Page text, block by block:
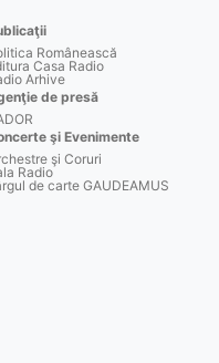
Românească
Casa Radio
Arhive
de presă
şi Evenimente
şi Coruri
Radio
de carte GAUDEAMUS